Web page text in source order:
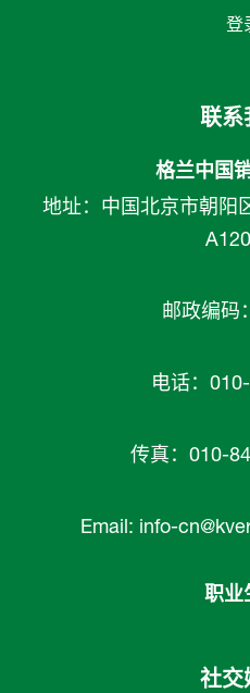
登
联系
格兰中国
地址：中国北京市朝阳
邮政编码
电话：
传真：010-
Email: info-
职业
社交